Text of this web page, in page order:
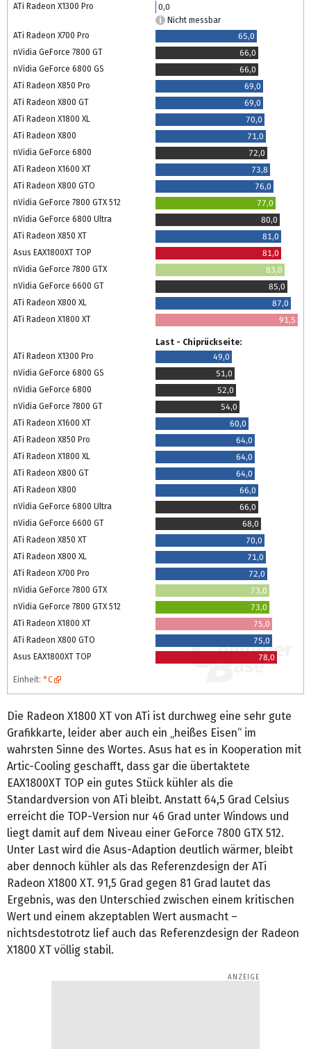
ATi Radeon X1300 Pro
0,0
Nicht messbar
ATi Radeon X700 Pro
65,0
nVidia GeForce 7800 GT
66,0
nVidia GeForce 6800 GS
66,0
ATi Radeon X850 Pro
69,0
ATi Radeon X800 GT
69,0
ATi Radeon X1800 XL
70,0
ATi Radeon X800
71,0
nVidia GeForce 6800
72,0
ATi Radeon X1600 XT
73,8
ATi Radeon X800 GTO
76,0
nVidia GeForce 7800 GTX 512
77,0
nVidia GeForce 6800 Ultra
80,0
ATi Radeon X850 XT
81,0
Asus EAX1800XT TOP
81,0
nVidia GeForce 7800 GTX
83,0
nVidia GeForce 6600 GT
85,0
ATi Radeon X800 XL
87,0
ATi Radeon X1800 XT
91,5
Last - Chiprückseite:
ATi Radeon X1300 Pro
49,0
nVidia GeForce 6800 GS
51,0
nVidia GeForce 6800
52,0
nVidia GeForce 7800 GT
54,0
ATi Radeon X1600 XT
60,0
ATi Radeon X850 Pro
64,0
ATi Radeon X1800 XL
64,0
ATi Radeon X800 GT
64,0
ATi Radeon X800
66,0
nVidia GeForce 6800 Ultra
66,0
nVidia GeForce 6600 GT
68,0
ATi Radeon X850 XT
70,0
ATi Radeon X800 XL
71,0
ATi Radeon X700 Pro
72,0
nVidia GeForce 7800 GTX
73,0
nVidia GeForce 7800 GTX 512
73,0
ATi Radeon X1800 XT
75,0
ATi Radeon X800 GTO
75,0
Asus EAX1800XT TOP
78,0
Einheit: °C
Die Radeon X1800 XT von ATi ist durchweg eine sehr gute
Grafikkarte, leider aber auch ein „heißes Eisen“ im
wahrsten Sinne des Wortes. Asus hat es in Kooperation mit
Artic-Cooling geschafft, dass gar die übertaktete
EAX1800XT TOP ein gutes Stück kühler als die
Standardversion von ATi bleibt. Anstatt 64,5 Grad Celsius
erreicht die TOP-Version nur 46 Grad unter Windows und
liegt damit auf dem Niveau einer GeForce 7800 GTX 512.
Unter Last wird die Asus-Adaption deutlich wärmer, bleibt
aber dennoch kühler als das Referenzdesign der ATi
Radeon X1800 XT. 91,5 Grad gegen 81 Grad lautet das
Ergebnis, was den Unterschied zwischen einem kritischen
Wert und einem akzeptablen Wert ausmacht –
nichtsdestotrotz lief auch das Referenzdesign der Radeon
X1800 XT völlig stabil.